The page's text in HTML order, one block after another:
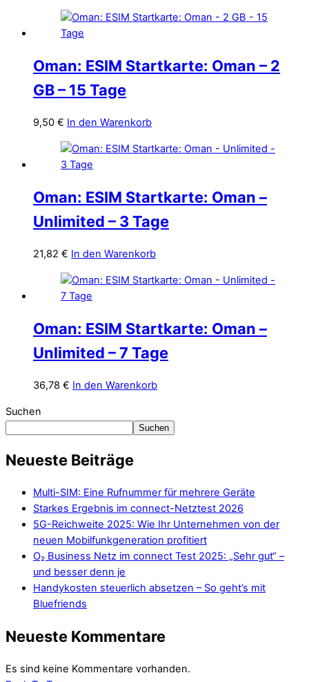
Oman: ESIM Startkarte: Oman – 2
GB – 15 Tage
9,50 € In den Warenkorb
Oman: ESIM Startkarte: Oman –
Unlimited – 3 Tage
21,82 € In den Warenkorb
Oman: ESIM Startkarte: Oman –
Unlimited – 7 Tage
36,78 € In den Warenkorb
Suchen
Suchen
Neueste Beiträge
Multi-SIM: Eine Rufnummer für mehrere Geräte
Starkes Ergebnis im connect-Netztest 2026
5G-Reichweite 2025: Wie Ihr Unternehmen von der
neuen Mobilfunkgeneration profitiert
O₂ Business Netz im connect Test 2025: „Sehr gut“ –
und besser denn je
Handykosten steuerlich absetzen – So geht’s mit
Bluefriends
Neueste Kommentare
Es sind keine Kommentare vorhanden.